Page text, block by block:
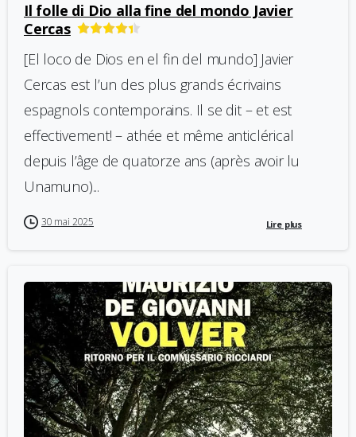
Il folle di Dio alla fine del mondo Javier
Cercas
[El loco de Dios en el fin del mundo] Javier
Cercas est l’un des plus grands écrivains
espagnols contemporains. Il se dit – et est
effectivement! – athée et même anticlérical
depuis l’âge de quatorze ans (après avoir lu
Unamuno)...
30 mai 2025 Lire plus